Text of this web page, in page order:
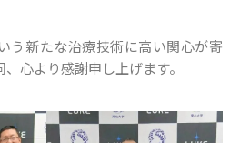
う新たな治療技術に高い関心が寄
心より感謝申し上げます。